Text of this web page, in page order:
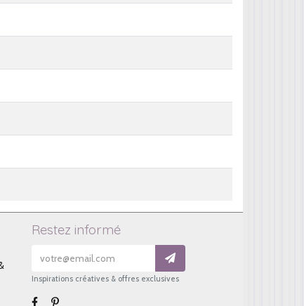
Restez informé
Inspirations créatives & offres exclusives